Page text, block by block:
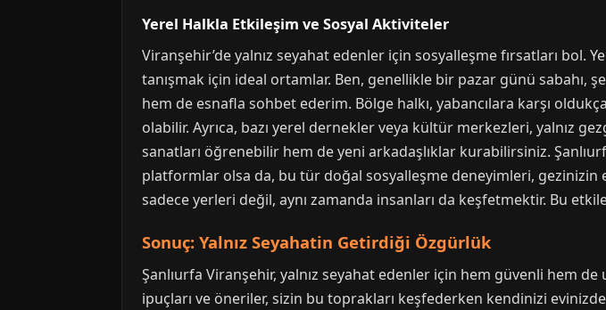
Yerel Halkla Etkileşim ve Sosyal Aktiviteler
Viranşehir’de yalnız seyahat edenler için sosyalleşme fırsatları
tanışmak için ideal ortamlar. Ben, genellikle bir pazar günü sabahı,
hem de esnafla sohbet ederim. Bölge halkı, yabancılara karşı
olabilir. Ayrıca, bazı yerel dernekler veya kültür merkezleri, yalnız
sanatları öğrenebilir hem de yeni arkadaşlıklar kurabilirsiniz.
platformlar olsa da, bu tür doğal sosyalleşme deneyimleri, gezinizin
sadece yerleri değil, aynı zamanda insanları da keşfetmektir. Bu
Sonuç: Yalnız Seyahatin Getirdiği Özgürlük
Şanlıurfa Viranşehir, yalnız seyahat edenler için hem güvenli hem
ipuçları ve öneriler, sizin bu toprakları keşfederken kendinizi